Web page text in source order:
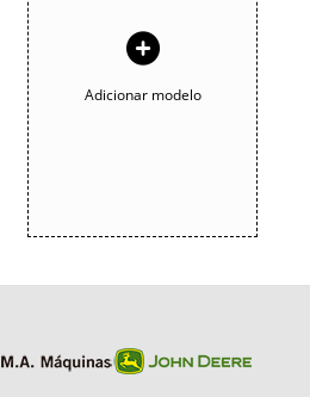
Adicionar modelo